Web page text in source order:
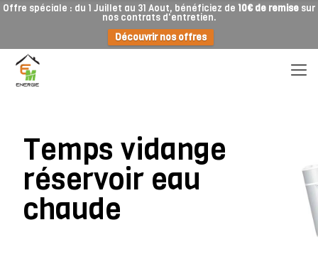
Offre spéciale : du 1 Juillet au 31 Aout, bénéficiez de 10€ de remise sur
nos contrats d'entretien.
Découvrir nos offres
Temps vidange
réservoir eau
chaude